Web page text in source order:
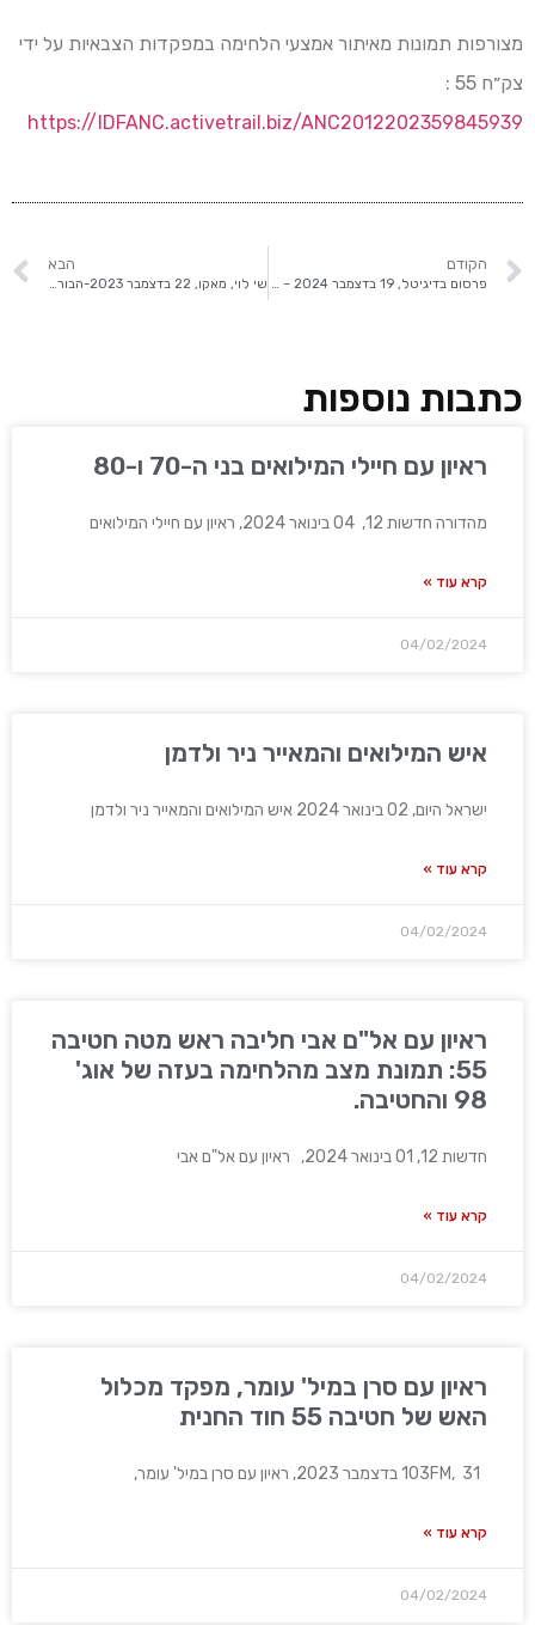
מצורפות תמונות מאיתור אמצעי הלחימה במפקדות הצבאיות על ידי
צק״ח 55 :
https://IDFANC.activetrail.biz/ANC2012202359845939
הקודם
פרסום בדיגיטל, 19 בדצמבר 2024 – 3 חברים מהבית שנלחמים יחד, 2 מחטיבה 55
הבא
שי לוי, מאקו, 22 בדצמבר 2023-הבור של חטיבה 55: הצצה ל"קדמית" של הצנחנים במילואים
כתבות נוספות
ראיון עם חיילי המילואים בני ה-70 ו-80
מהדורה חדשות 12, 04 בינואר 2024, ראיון עם חיילי המילואים
קרא עוד »
04/02/2024
איש המילואים והמאייר ניר ולדמן
ישראל היום, 02 בינואר 2024 איש המילואים והמאייר ניר ולדמן
קרא עוד »
04/02/2024
ראיון עם אל"ם אבי חליבה ראש מטה חטיבה
55: תמונת מצב מהלחימה בעזה של אוג'
98 והחטיבה.
חדשות 12, 01 בינואר 2024, ראיון עם אל"ם אבי
קרא עוד »
04/02/2024
ראיון עם סרן במיל' עומר, מפקד מכלול
האש של חטיבה 55 חוד החנית
קרא עוד »
04/02/2024